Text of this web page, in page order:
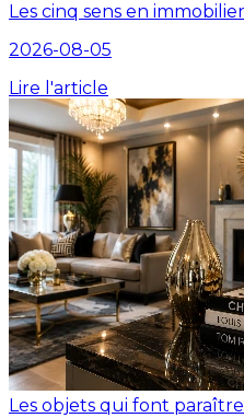
Les cinq sens en immobilier
2026-08-05
Lire l'article
Les objets qui font paraître